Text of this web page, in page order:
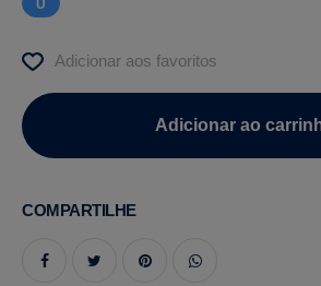
U
Adicionar aos favoritos
COMPARTILHE